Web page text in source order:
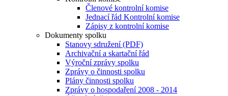
Členové kontrolní komise
Jednací řád Kontrolní komise
Zápisy z kontrolní komise
Dokumenty spolku
Stanovy sdružení (PDF)
Archivační a skartační řád
Výroční zprávy spolku
Zprávy o činnosti spolku
Plány činnosti spolku
Zprávy o hospodaření 2008 - 2014